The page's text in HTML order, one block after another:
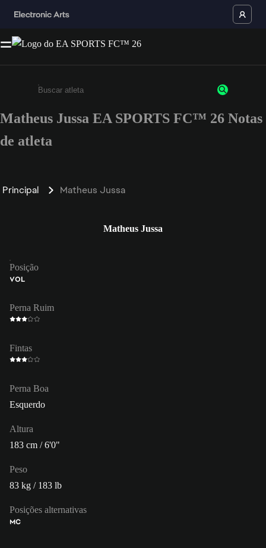
Insira pelo menos 3 caracteres ou números
Matheus Jussa EA SPORTS FC™ 26 Notas
de atleta
Principal Matheus Jussa
Matheus Jussa
Posição
VOL
Perna Ruim
Fintas
Perna Boa
Esquerdo
Altura
183 cm / 6'0"
Peso
83 kg / 183 lb
Posições alternativas
MC